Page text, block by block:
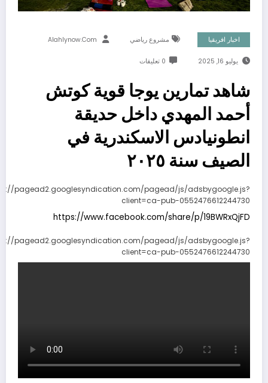
اخبار افريقيا مشروع رياضي Alahlynow.com
يوليو 16, 2025 0 تعليقات
شاهد تمارين يوجا قوية كوتش
أحمد المهدي داخل حديقة
انطونيادس الاسكندرية في
الصيف سنة ٢٠٢٥
pagead2.googlesyndication.com/pagead/js/adsbygoogle.js?
client=ca-pub-0552476612244730
https://www.facebook.com/share/p/19BWRxQjFD
pagead2.googlesyndication.com/pagead/js/adsbygoogle.js?
client=ca-pub-0552476612244730